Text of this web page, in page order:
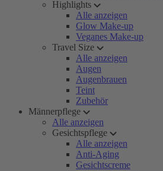
Highlights
Alle anzeigen
Glow Make-up
Veganes Make-up
Travel Size
Alle anzeigen
Augen
Augenbrauen
Teint
Zubehör
Männerpflege
Alle anzeigen
Gesichtspflege
Alle anzeigen
Anti-Aging
Gesichtscreme